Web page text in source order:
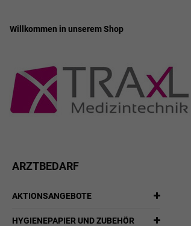
Zum
Willkommen in unserem Shop
ARZTBEDARF
AKTIONSANGEBOTE
HYGIENEPAPIER UND ZUBEHÖR